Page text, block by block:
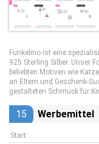
Funkelino ist eine
925 Sterling Silber. Unser
beliebten Motiven wie
an Eltern und Geschenk-
gestalteten Schmuck für
15 Werbemittel
Start